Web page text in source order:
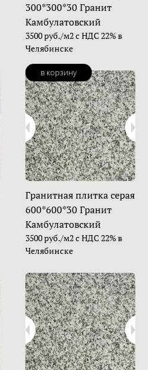
300*300*30 Гранит
Камбулатовский
3500 руб./м2 с НДС 22% в
Челябинске
в корзину
Гранитная плитка серая
600*600*30 Гранит
Камбулатовский
3500 руб./м2 с НДС 22% в
Челябинске